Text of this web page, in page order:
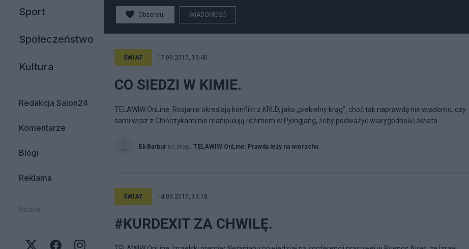
Sport
Społeczeństwo
Kultura
Redakcja Salon24
Komentarze
Blogi
Reklama
Szukaj:
Obserwuj WIADOMOŚĆ
ŚWIAT 17.09.2017, 13:40
CO SIEDZI W KIMIE.
TELAWIW OnLine: Rosjanie określają konflikt z KRLD, jako „piekielny krąg”, choć tak naprawdę nie wiadomo, czy
sami wraz z Chińczykami nie manipulują reżimem w Pjongjang, żeby podważyć wiarygodność świata...
Eli Barbur na blogu TELAWIW OnLine: Prawda leży na wierzchu
ŚWIAT 14.09.2017, 13:18
#KURDEXIT ZA CHWILĘ.